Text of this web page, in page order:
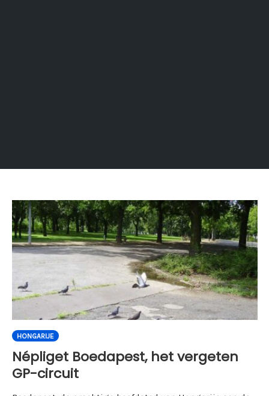
HONGARIJE
Népliget Boedapest, het vergeten
GP-circuit